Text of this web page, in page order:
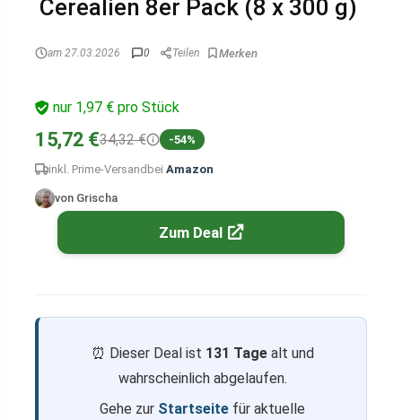
Cerealien 8er Pack (8 x 300 g)
am 27.03.2026 0 Teilen
nur 1,97 € pro Stück
15,72 €34,32 € -54%
inkl. Prime-Versand bei Amazon
von Grischa
Zum Deal
⏰ Dieser Deal ist 131 Tagealt und
wahrscheinlich abgelaufen.
Gehe zur Startseite für aktuelle